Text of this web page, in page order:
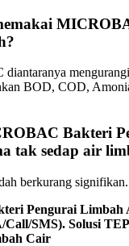
BOD, COD,
Bakteri
tak sedap air
berkurang signifikan.
Pengurai Limbah
Call/SMS). Solusi
Cair